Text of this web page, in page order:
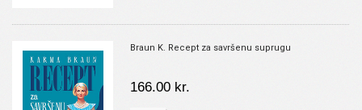
Braun K. Recept za savršenu suprugu
166.00 kr.